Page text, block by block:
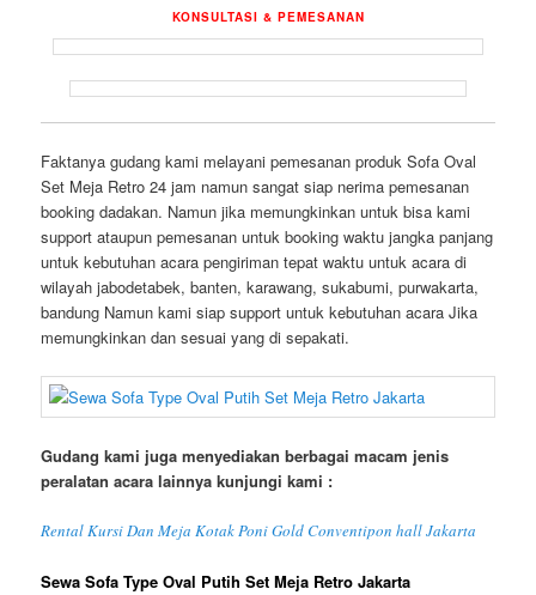
KONSULTASI & PEMESANAN
Faktanya gudang kami melayani pemesanan produk Sofa Oval
Set Meja Retro 24 jam namun sangat siap nerima pemesanan
booking dadakan. Namun jika memungkinkan untuk bisa kami
support ataupun pemesanan untuk booking waktu jangka panjang
untuk kebutuhan acara pengiriman tepat waktu untuk acara di
wilayah jabodetabek, banten, karawang, sukabumi, purwakarta,
bandung Namun kami siap support untuk kebutuhan acara Jika
memungkinkan dan sesuai yang di sepakati.
Gudang kami juga menyediakan berbagai macam jenis
peralatan acara lainnya kunjungi kami :
Rental Kursi Dan Meja Kotak Poni Gold Conventipon hall Jakarta
Sewa Sofa Type Oval Putih Set Meja Retro Jakarta